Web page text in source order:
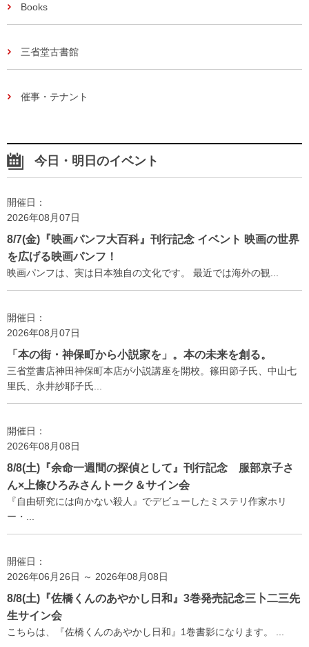
Books
三省堂古書館
催事・テナント
今日・明日のイベント
開催日：
2026年08月07日
8/7(金)『映画パンフ大百科』刊行記念 イベント 映画の世界
を広げる映画パンフ！
映画パンフは、実は日本独自の文化です。 最近では海外の観...
開催日：
2026年08月07日
「本の街・神保町から小説家を」。本の未来を創る。
三省堂書店神田神保町本店が小説講座を開校。篠田節子氏、中山七
里氏、永井紗耶子氏...
開催日：
2026年08月08日
8/8(土)『余命一週間の探偵として』刊行記念 服部京子さ
ん×上條ひろみさんトーク＆サイン会
『自由研究には向かない殺人』でデビューしたミステリ作家ホリ
ー・...
開催日：
2026年06月26日 ～ 2026年08月08日
8/8(土)『佐橋くんのあやかし日和』3巻発売記念三卜二三先
生サイン会
こちらは、『佐橋くんのあやかし日和』1巻書影になります。 ...